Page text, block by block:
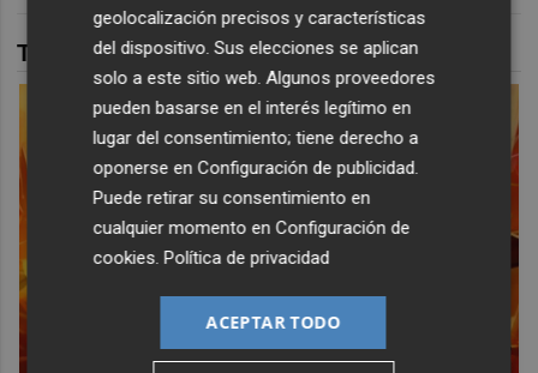
TAMBIÉN TE PUEDE INTERESAR
geolocalización precisos y características
del dispositivo. Sus elecciones se aplican
solo a este sitio web. Algunos proveedores
pueden basarse en el interés legítimo en
lugar del consentimiento; tiene derecho a
oponerse enConfiguración de publicidad
Puede retirar su consentimiento en
cualquier momento enConfiguración de
cookies .Política de privacidad
ACEPTAR TODO